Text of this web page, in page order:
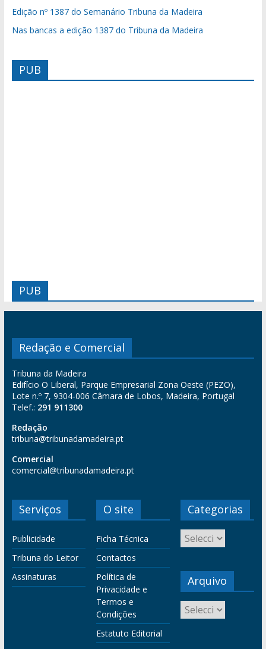
Edição nº 1387 do Semanário Tribuna da Madeira
Nas bancas a edição 1387 do Tribuna da Madeira
PUB
PUB
Redação e Comercial
Tribuna da Madeira
Edifício O Liberal, Parque Empresarial Zona Oeste (PEZO),
Lote n.º 7, 9304-006 Câmara de Lobos, Madeira, Portugal
Telef.: 291 911300
Redação
tribuna@tribunadamadeira.pt
Comercial
comercial@tribunadamadeira.pt
Serviços
Publicidade
Tribuna do Leitor
Assinaturas
O site
Ficha Técnica
Contactos
Política de
Privacidade e
Termos e
Condições
Estatuto Editorial
Categorias
Arquivo